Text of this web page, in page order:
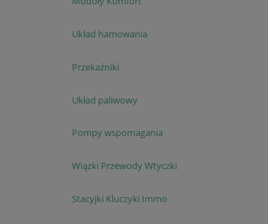
Układ hamowania
Przekaźniki
Układ paliwowy
Pompy wspomagania
Wiązki Przewody Wtyczki
Stacyjki Kluczyki Immo